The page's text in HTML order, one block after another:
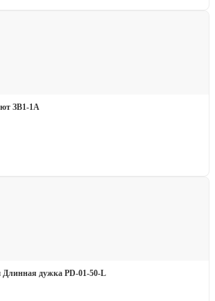
ЗВ1-1А
Навесной замок 50 мм Длинная дужка PD-01-50-L